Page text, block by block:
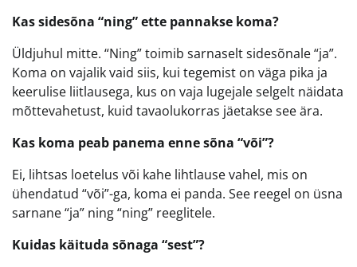
Kas sidesõna “ning” ette pannakse koma?
Üldjuhul mitte. “Ning” toimib sarnaselt sidesõnale “ja”.
Koma on vajalik vaid siis, kui tegemist on väga pika ja
keerulise liitlausega, kus on vaja lugejale selgelt näidata
mõttevahetust, kuid tavaolukorras jäetakse see ära.
Kas koma peab panema enne sõna “või”?
Ei, lihtsas loetelus või kahe lihtlause vahel, mis on
ühendatud “või”-ga, koma ei panda. See reegel on üsna
sarnane “ja” ning “ning” reeglitele.
Kuidas käituda sõnaga “sest”?